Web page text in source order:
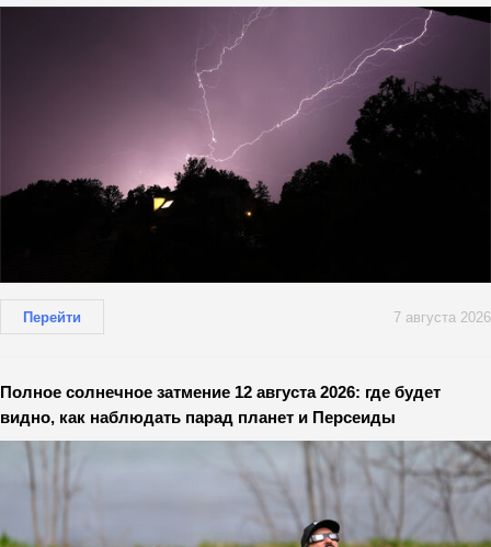
Перейти 7 августа 2026
Полное солнечное затмение 12 августа 2026: где будет
видно, как наблюдать парад планет и Персеиды